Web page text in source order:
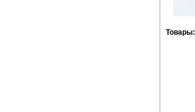
Товары: